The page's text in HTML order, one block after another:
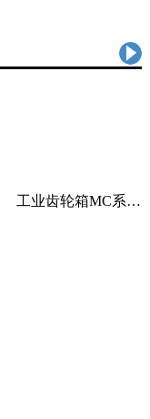
工业齿轮箱MC系列大功率减速机M系列直角变速器平行变速箱